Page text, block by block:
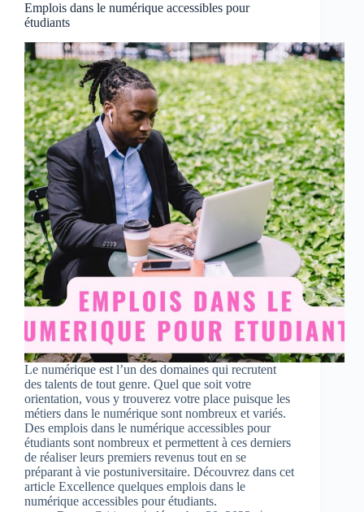
Emplois dans le numérique accessibles pour
étudiants
Le numérique est l’un des domaines qui recrutent
des talents de tout genre. Quel que soit votre
orientation, vous y trouverez votre place puisque les
métiers dans le numérique sont nombreux et variés.
Des emplois dans le numérique accessibles pour
étudiants sont nombreux et permettent à ces derniers
de réaliser leurs premiers revenus tout en se
préparant à vie postuniversitaire. Découvrez dans cet
article Excellence quelques emplois dans le
numérique accessibles pour étudiants.